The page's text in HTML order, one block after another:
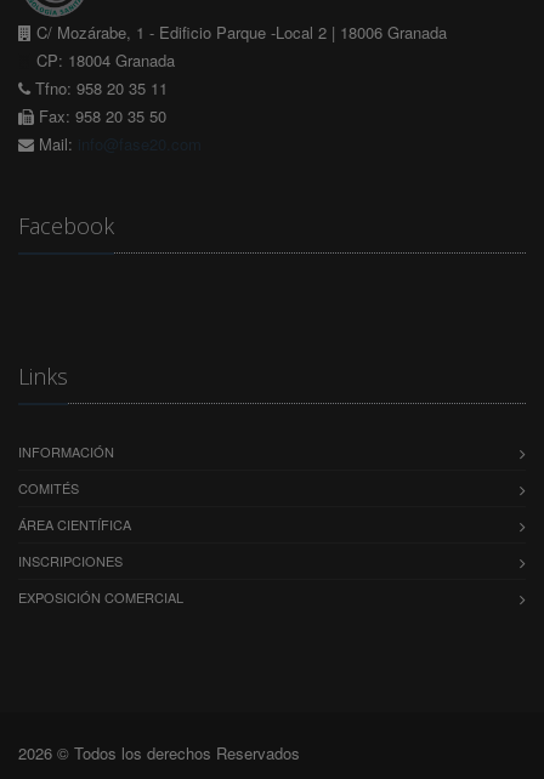
C/ Mozárabe, 1 - Edificio Parque -Local 2 | 18006 Granada
CP: 18004 Granada
Tfno: 958 20 35 11
Fax: 958 20 35 50
Mail:
info@fase20.com
Facebook
Links
INFORMACIÓN
COMITÉS
ÁREA CIENTÍFICA
INSCRIPCIONES
EXPOSICIÓN COMERCIAL
2026 © Todos los derechos Reservados